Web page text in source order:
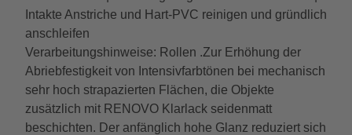
Intakte Anstriche und Hart-PVC reinigen und gründlich
anschleifen
Verarbeitungshinweise: Rollen .Zur Erhöhung der
Abriebfestigkeit von Intensivfarbtönen bei mechanisch
sehr hoch strapazierten Flächen, die Objekte
zusätzlich mit RENOVO Klarlack seidenmatt
beschichten. Der anfänglich hohe Glanz reduziert sich